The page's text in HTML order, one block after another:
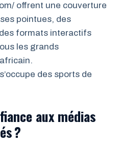
offrent une couverture
pointues, des
formats interactifs
les grands
des sports de
aux médias
?